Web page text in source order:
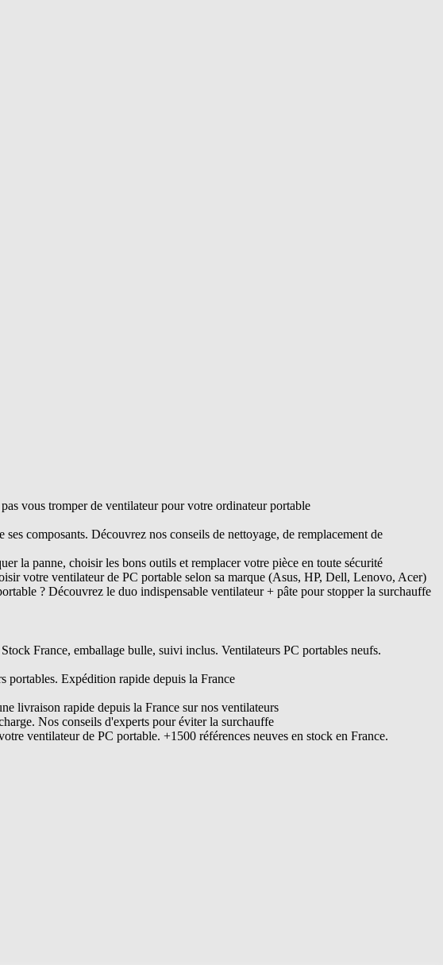
vous tromper de ventilateur pour votre ordinateur portable
composants. Découvrez nos conseils de nettoyage, de remplacement de
la panne, choisir les bons outils et remplacer votre pièce en toute sécurité
votre ventilateur de PC portable selon sa marque (Asus, HP, Dell, Lenovo, Acer)
? Découvrez le duo indispensable ventilateur + pâte pour stopper la surchauffe
France, emballage bulle, suivi inclus. Ventilateurs PC portables neufs.
portables. Expédition rapide depuis la France
livraison rapide depuis la France sur nos ventilateurs
Nos conseils d'experts pour éviter la surchauffe
ventilateur de PC portable. +1500 références neuves en stock en France.